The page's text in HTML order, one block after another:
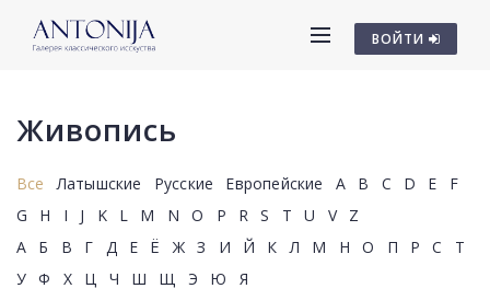
ВОЙТИ
Живопись
Все Латышские Русские Европейские A B C D E
F
G
H I J K L M N O P R S T U V
Z
А
Б В Г Д Е Ё Ж З И Й К Л М Н О П Р С
Т
У
Ф Х Ц Ч Ш Щ Э Ю Я